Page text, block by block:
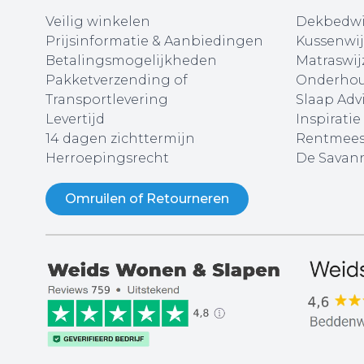
Veilig winkelen
Prijsinformatie & Aanbiedingen
Betalingsmogelijkheden
Pakketverzending of
Transportlevering
Levertijd
14 dagen zichttermijn
Herroepingsrecht
Omruilen of Retourneren
Slaap
Inspiratie
De